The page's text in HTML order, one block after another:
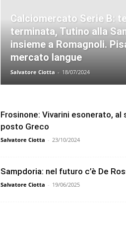
Calciomercato Serie B:
terminata, Tutino alla
insieme a Romagnoli.
mercato langue
Salvatore Ciotta - 18/07/2024
Frosinone: Vivarini esonerato, al
posto Greco
Salvatore Ciotta - 23/10/2024
Sampdoria: nel futuro c’è De
Salvatore Ciotta - 19/06/2025